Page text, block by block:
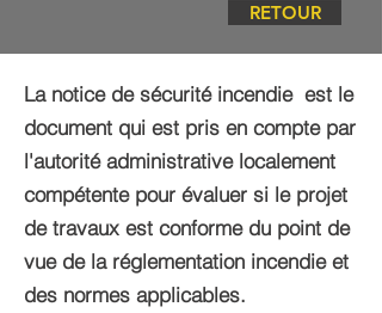
RETOUR
La notice de sécurité incendie est le
document qui est pris en compte par
l'autorité administrative localement
compétente pour évaluer si le projet
de travaux est conforme du point de
vue de la réglementation incendie et
des normes applicables.